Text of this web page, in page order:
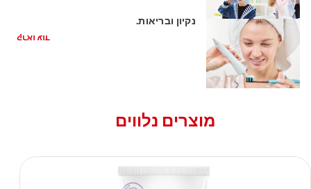
נקיון ובריאות.
קראו עוד
מוצרים נלווים